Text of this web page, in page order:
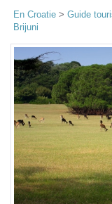
En Croatie > Guide
Brijuni